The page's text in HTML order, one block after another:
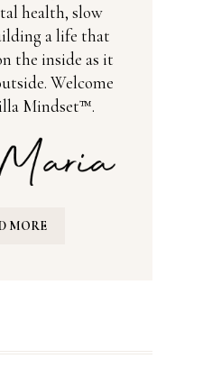
health, slow
a life that
the inside as it
Welcome
Mindset™.
MORE